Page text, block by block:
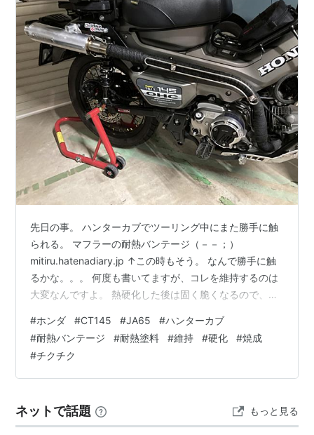
先日の事。 ハンターカブでツーリング中にまた勝手に触
られる。 マフラーの耐熱バンテージ（－－；）
mitiru.hatenadiary.jp ↑この時もそう。 なんで勝手に触
るかな。。。 何度も書いてますが、コレを維持するのは
大変なんですよ。 熱硬化した後は固く脆くなるので、定
持しています。 mitiru.hatenadiary.jp
mitiru.hatenadiary.jp mitiru.hatenadiary.jp
mitiru.hatenadiary.jp 割れたり崩れたりしたらもう元に
は戻せません。 塗料も雨・風で劣化して崩れるので定…
#ホンダ #CT145 #JA65 #ハンターカブ
#耐熱バンテージ #耐熱塗料 #維持 #硬化 #焼成
#チクチク
ネットで話題 もっと見る